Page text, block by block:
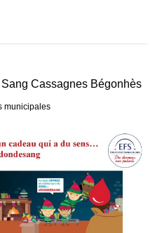
Cassagnes Bégonhès
municipales